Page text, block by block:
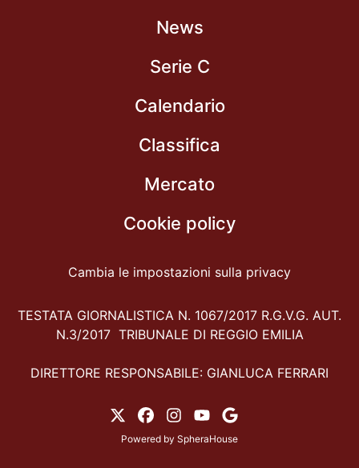
News
Serie C
Calendario
Classifica
Mercato
Cookie policy
Cambia le impostazioni sulla privacy
TESTATA GIORNALISTICA N. 1067/2017 R.G.V.G. AUT.
N.3/2017 TRIBUNALE DI REGGIO EMILIA
DIRETTORE RESPONSABILE: GIANLUCA FERRARI
Powered by SpheraHouse